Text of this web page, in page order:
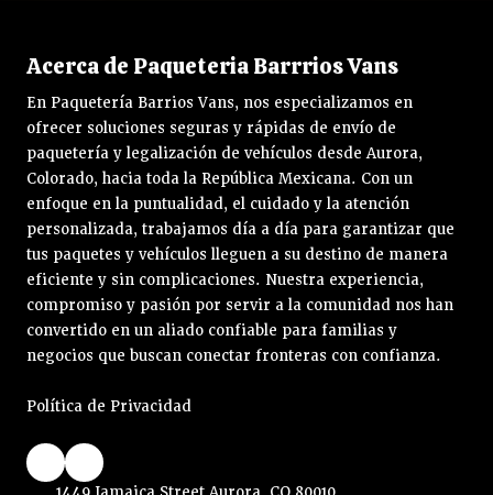
Acerca de Paqueteria Barrrios Vans
En Paquetería Barrios Vans, nos especializamos en
ofrecer soluciones seguras y rápidas de envío de
paquetería y legalización de vehículos desde Aurora,
Colorado, hacia toda la República Mexicana. Con un
enfoque en la puntualidad, el cuidado y la atención
personalizada, trabajamos día a día para garantizar que
tus paquetes y vehículos lleguen a su destino de manera
eficiente y sin complicaciones. Nuestra experiencia,
compromiso y pasión por servir a la comunidad nos han
convertido en un aliado confiable para familias y
negocios que buscan conectar fronteras con confianza.
Política de Privacidad